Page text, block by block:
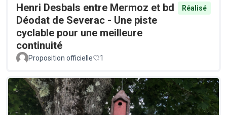
Henri Desbals entre Mermoz et bd
Déodat de Severac - Une piste
cyclable pour une meilleure
continuité
Réalisé
Proposition officielle 1